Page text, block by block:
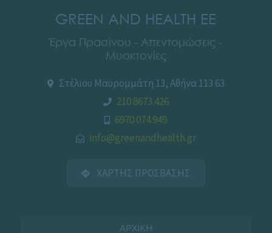
GREEN AND HEALTH EE
Έργα Πρασίνου - Απεντομώσεις -
Μυοκτονίες
Στέλιου Μαυρομμάτη 13, Αθήνα 113 63
210 8673.426
6970 074.949
info@greenandhealth.gr
ΧΑΡΤΗΣ ΠΡΟΣΒΑΣΗΣ
ΑΡΧΙΚΗ